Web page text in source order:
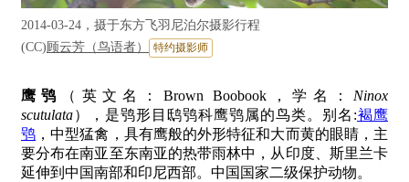
2014-03-24，摄于东方飞羽尼泊尔摄影行程
(CC) 顾云芳（鸟语者） 特约摄影师
鹰鸮 （英文名：Brown Boobook，学名： Ninox
scutulata），是鸮形目鸱鸮科鹰鸮属的鸟类。别名:褐鹰
鸮 ，中型猛禽，具有鹰般的外形特征和大而黄的眼睛，主
要分布在南亚至东南亚的热带雨林中，从印度、斯里兰卡
延伸到中国南部和印尼西部。中国国家二级保护动物。